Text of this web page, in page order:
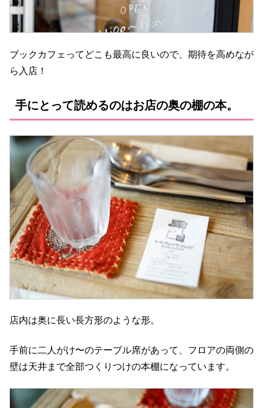
ブックカフェってどこも最高に良いので、期待を高めなが
ら入店！
手にとって読めるのはお店の奥の棚の本。
店内は奥に長い長方形のような形。
手前に二人がけ〜のテーブル席があって、フロアの両側の
壁は天井まで全部つくりつけの本棚になっています。